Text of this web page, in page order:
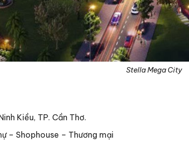
Stella Mega City
Kiều, TP. Cần Thơ.
– Shophouse – Thương mại